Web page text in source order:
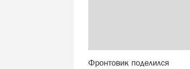
Фронтовик поделился